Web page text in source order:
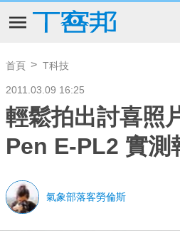
首頁 T科技
2011.03.09 16:25
輕鬆拍出討喜照
Pen E-PL2 實測
氣象部落客勞倫斯